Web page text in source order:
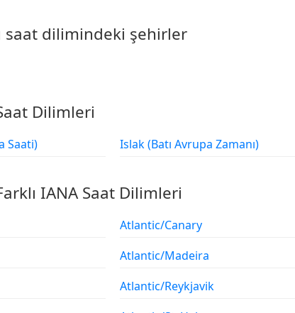
saat dilimindeki şehirler
Dilimleri
Saati) Islak (Batı Avrupa Zamanı)
IANA Saat Dilimleri
Atlantic/Canary
Atlantic/Madeira
Atlantic/Reykjavik